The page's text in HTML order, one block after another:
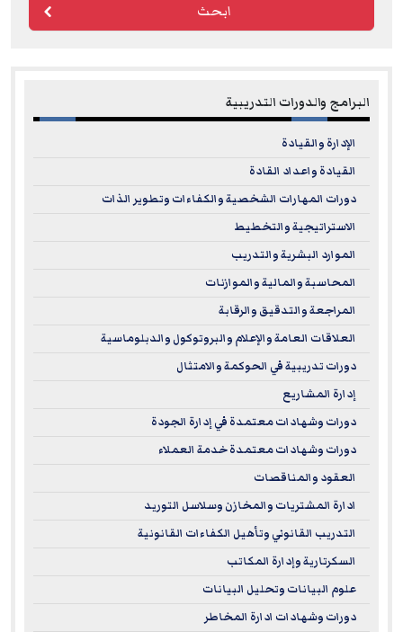
ابحث
البرامج والدورات التدريبية
الإدارة والقيادة
القيادة واعداد القادة
دورات المهارات الشخصية والكفاءات وتطوير الذات
الاستراتيجية والتخطيط
الموارد البشرية والتدريب
المحاسبة والمالية والموازنات
المراجعة والتدقيق والرقابة
العلاقات العامة والإعلام والبروتوكول والدبلوماسية
دورات تدريبية في الحوكمة والامتثال
إدارة المشاريع
دورات وشهادات معتمدة في إدارة الجودة
دورات وشهادات معتمدة خدمة العملاء
العقود والمناقصات
ادارة المشتريات والمخازن وسلاسل التوريد
التدريب القانوني وتأهيل الكفاءات القانونية
السكرتارية وإدارة المكاتب
علوم البيانات وتحليل البيانات
دورات وشهادات ادارة المخاطر